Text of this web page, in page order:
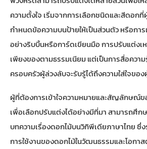
ความตั้งใจ เริ่มจากการเลือกชนิดและสีดอก
กำหนดข้อความบนป้ายให้เป็นส่วนตัว หรือกา
อย่างริบบิ้นหรือการ์ดเขียนมือ การปรับแต่งเ
เพียงของตามธรรมเนียม แต่เป็นการสื่อควา
ครอบครัวผู้ล่วงลับจะรับรู้ได้ถึงความใส่ใจขอ
ผู้ที่ต้องการเข้าใจความหมายและสัญลักษณ์ข
เพื่อเลือกปรับแต่งได้อย่างมีที่มา สามารถศึก
บทความเรื่องดอกไม้บนวิกิพีเดียภาษาไทยซึ่
การใช้งานของดอกไม้ในวัฒนธรรมและโอกาส